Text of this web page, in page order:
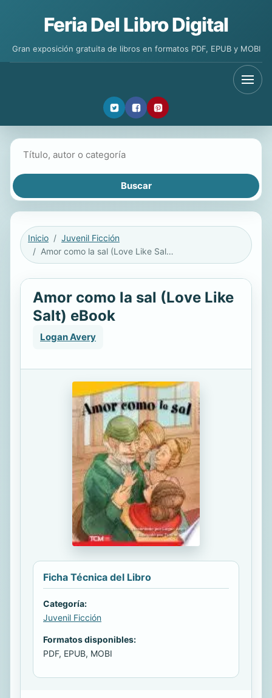
Feria Del Libro Digital
Gran exposición gratuita de libros en formatos PDF, EPUB y MOBI
Inicio
Juvenil Ficción
Amor como la sal (Love Like Salt) eBook
Amor como la sal (Love Like
Salt) eBook
Logan Avery
Ficha Técnica del Libro
Categoría:
Juvenil Ficción
Formatos disponibles:
PDF, EPUB, MOBI